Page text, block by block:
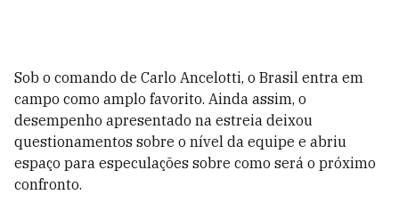
Sob o comando de Carlo Ancelotti, o Brasil entra em
campo como amplo favorito. Ainda assim, o
desempenho apresentado na estreia deixou
questionamentos sobre o nível da equipe e abriu
espaço para especulações sobre como será o próximo
confronto.